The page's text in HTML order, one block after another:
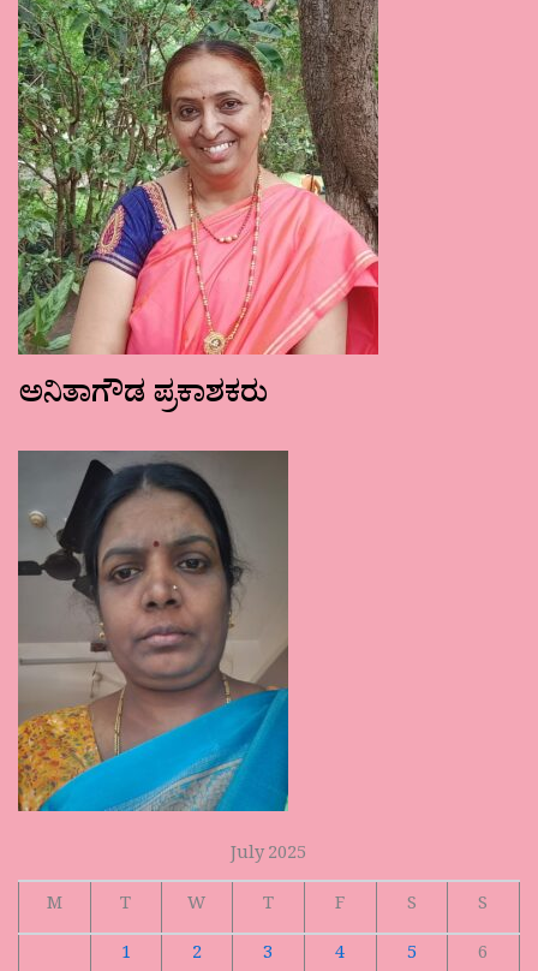
ಅನಿತಾಗೌಡ ಪ್ರಕಾಶಕರು
July 2025
M
T W T F S
S
1
2 3 4 5
6